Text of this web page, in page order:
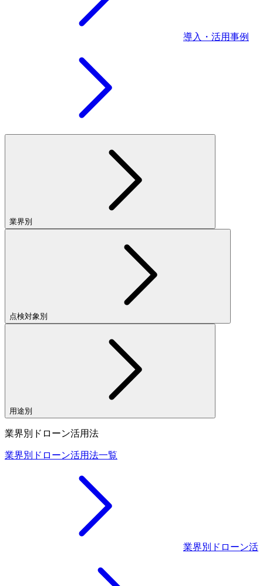
導入・活用事例
業界別
点検対象別
用途別
業界別ドローン活用法
業界別ドローン活用法一覧
業界別ドローン活